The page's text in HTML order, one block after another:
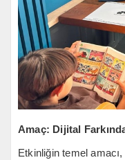
Amaç: Dijital
Etkinliğin temel amacı,